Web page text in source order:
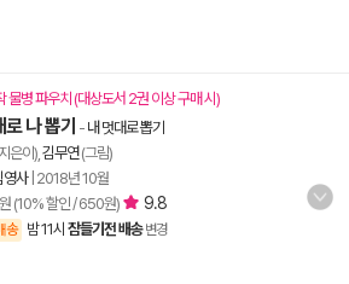
물병 파우치 (대상도서 2권 이상 구매 시)
나 뽑기 - 내 멋대로 뽑기
은이), 김무연(그림)
영사| 2018년 10월
원 (10% 할인 / 650원) 9.8
송 밤 11시 잠들기전 배송 변경